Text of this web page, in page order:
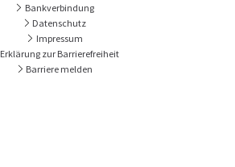
Bankverbindung
Datenschutz
Impressum
Erklärung zur Barrierefreiheit
Barriere melden